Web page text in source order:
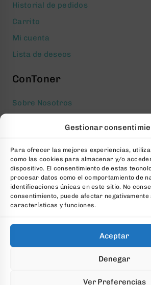
Gestionar
Para ofrecer las mejores experiencias,
como las cookies para almacenar y/o
dispositivo. El consentimiento de estas
procesar datos como el comportamiento de
identificaciones únicas en este sitio. No
consentimiento, puede afectar
características y funciones.
Aceptar
Denegar
Ver Preferencias
Historial de pedidos
Carrito
Mi cuenta
Lista de deseos
ConToner
Sobre Nosotros
Política de cookies
Condiciones generales Contratación
Contacto
FAQs
Software